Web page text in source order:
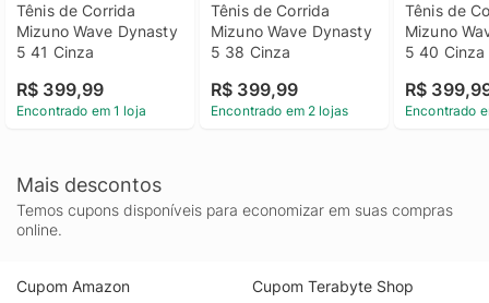
Tênis de Corrida
Mizuno Wave Dynasty
5 41 Cinza
R$ 399,99
Encontrado em 1 loja
Tênis de Corrida
Mizuno Wave Dynasty
5 38 Cinza
R$ 399,99
Encontrado em 2 lojas
Tênis de
Mizuno
5 40 Cinza
R$
Encontrado
Mais descontos
Temos cupons disponíveis para economizar em suas compras
online.
Cupom Amazon
Cupom Terabyte Shop